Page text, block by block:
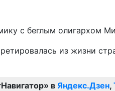
с беглым олигархом
из жизни
в Яндекс.Дзен,